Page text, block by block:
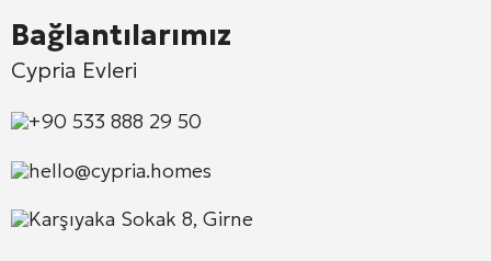
Bağlantılarımız
Cypria Evleri
+90 533 888 29 50
hello@cypria.homes
Karşıyaka Sokak 8, Girne